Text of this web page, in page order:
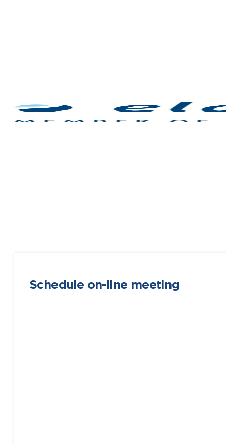
Schedule on-line meeting